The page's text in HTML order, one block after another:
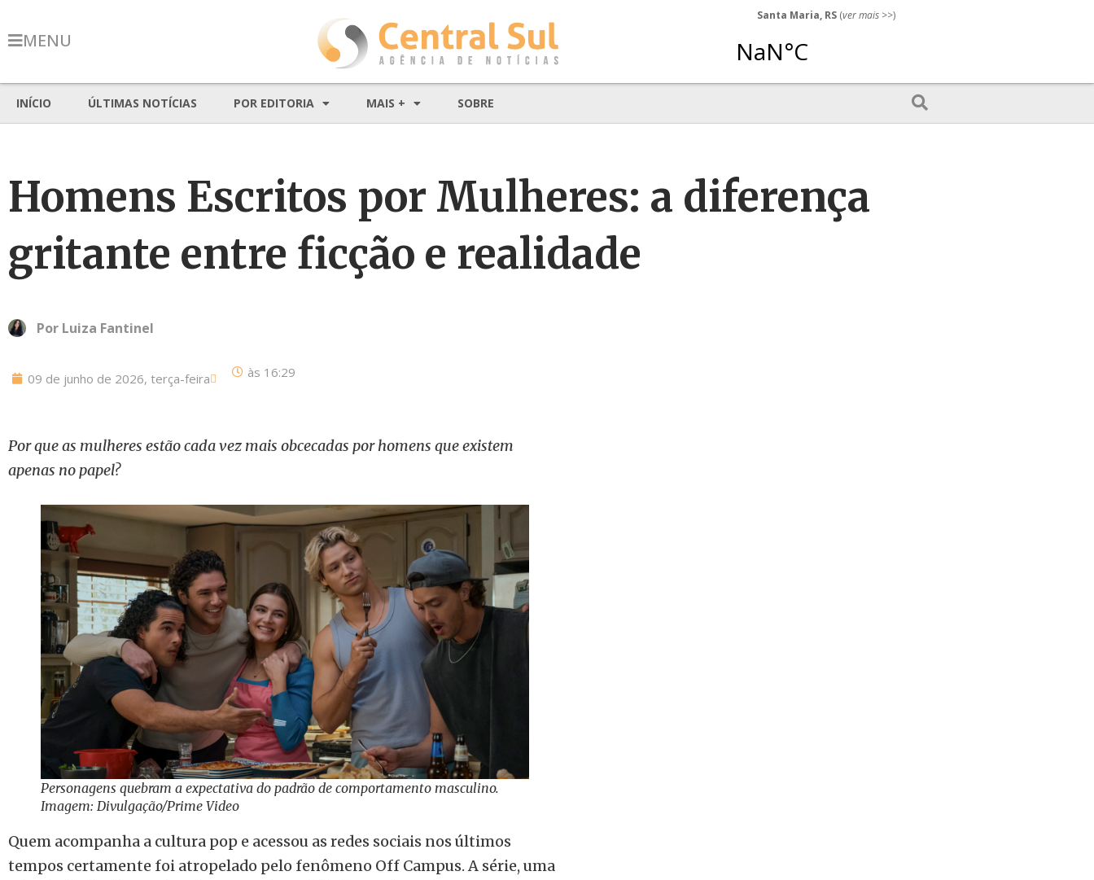
MENU
Santa Maria, RS (ver mais >>)
INÍCIO ÚLTIMAS NOTÍCIAS POR EDITORIA MAIS + SOBRE
Homens Escritos por Mulheres: a diferença
gritante entre ficção e realidade
Por Luiza Fantinel
09 de junho de 2026, terça-feira às 16:29
Por que as mulheres estão cada vez mais obcecadas por homens que existem
apenas no papel?
Personagens quebram a expectativa do padrão de comportamento masculino.
Imagem: Divulgação/Prime Video
Quem acompanha a cultura pop e acessou as redes sociais nos últimos
tempos certamente foi atropelado pelo fenômeno Off Campus. A série, uma